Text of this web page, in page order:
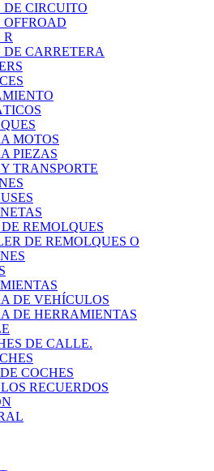
DE CIRCUITO
OFFROAD
R
DE CARRETERA
MOTOS
PIEZAS
TRANSPORTE
REMOLQUES
DE REMOLQUES O
DE VEHÍCULOS
DE HERRAMIENTAS
DE CALLE.
COCHES
RECUERDOS